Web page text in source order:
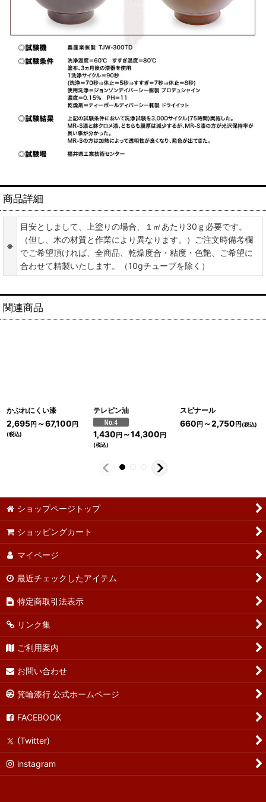
商品詳細
※
目安としまして、上塗りの場合、１㎡あたり30ｇ必要です。
（但し、木の材質と作業により異なります。）ご注文時備考欄
でご希望頂ければ、全商品、乾燥度合・粘度・色艶、ご希望に
合わせて精製いたします。（10gチューブを除く）
関連商品
かぶれにくい漆
2,695円 ～67,100 円
(税込)
テレピン油
1,430 円 ～14,300 円
(税込)
スピナール
660 円 ～2,750 円(税込)
ショップページトップ
ショッピングカート
マイページ
最近チェックしたアイテム
特定商取引法表示
リンク集
ご利用案内
お問い合わせ
箕輪漆行 公式ホームページ
FACEBOOK
(Twitter)
instagram